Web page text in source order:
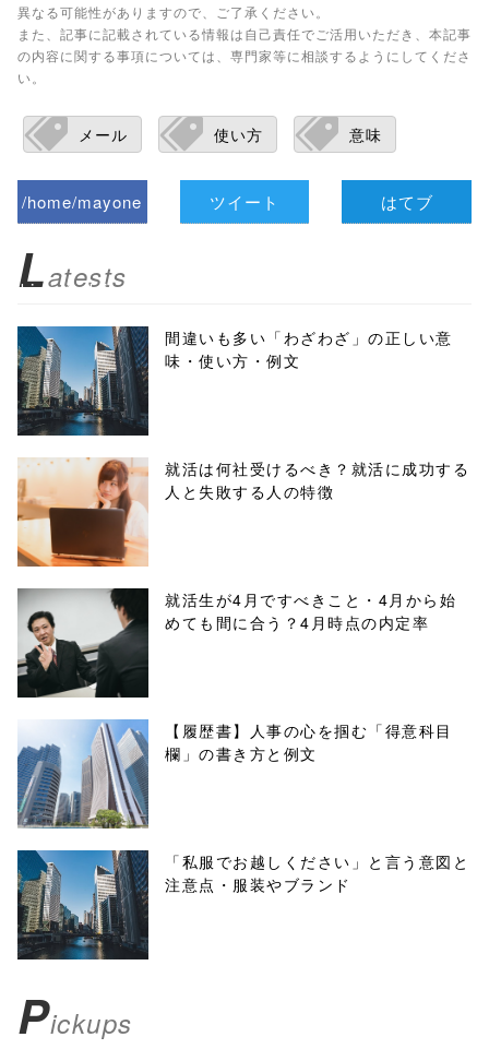
異なる可能性がありますので、ご了承ください。
また、記事に記載されている情報は自己責任でご活用いただき、本記事
の内容に関する事項については、専門家等に相談するようにしてくださ
い。
メール 使い方 意味
/home/mayone
biz.jp/public_ht
ml/wp-
content/themes
/tapbiz_theme/
parts/sns-
buttons.php on
line10
/1001437"
onclick="windo
w.open(this.hre
f, 'Gwindow',
'width=550,
height=450,
menubar=no,
toolbar=no,
scrollbars=yes'
false;"> シェア
ツイート はてブ
Latests
間違いも多い「わざわざ」の正しい意
味・使い方・例文
就活は何社受けるべき？就活に成功する
人と失敗する人の特徴
就活生が4月ですべきこと・4月から始
めても間に合う？4月時点の内定率
【履歴書】人事の心を掴む「得意科目
欄」の書き方と例文
「私服でお越しください」と言う意図と
注意点・服装やブランド
Pickups